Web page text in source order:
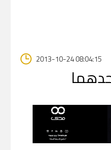
2013-10-24 08:04:15